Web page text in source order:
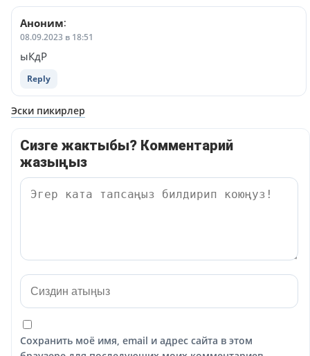
Аноним:
08.09.2023 в 18:51
ыКдР
Reply
Навигация
комментариям
Эски пикирлер
Сизге жактыбы? Комментарий
жазыңыз
Сохранить моё имя, email и адрес сайта в этом